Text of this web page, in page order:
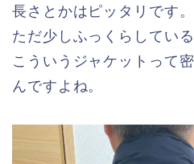
長さとかはピッタリです。
ただ少しふっくらしてい
こういうジャケットって
んですよね。